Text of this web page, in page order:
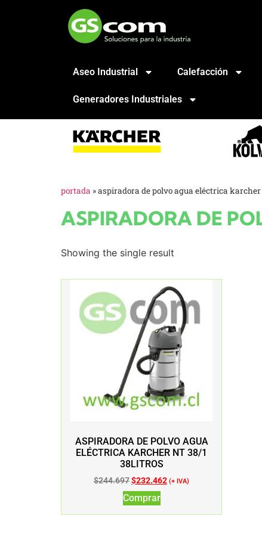
Aseo Industrial Calefacción
Generadores Industriales
portada »aspiradora de polvo agua eléctrica
ASPIRADORA DE
Showing the single result
ASPIRADORA DE POLVO AGUA
ELÉCTRICA KARCHER NT 38/1
38LITROS
$244.697$232.462 (+ IVA)
Comprar